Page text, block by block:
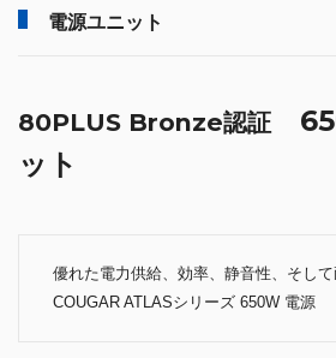
電源ユニット
80PLUS Bronze認証
ット
優れた電力供給、効率、静音性、そし
COUGAR ATLASシリーズ 650W 電源